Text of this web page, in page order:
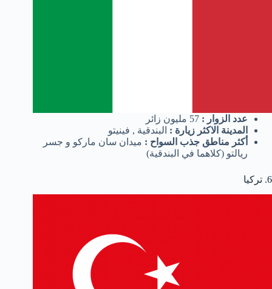
عدد الزوار :
المدينة الاكثر زيارة : البندقية , فينيتو
أكثر مناطق جذب السواح : ميدان سان ماركو و جسر
ريالتو (كلاهما في البندقية)
6. تركيا